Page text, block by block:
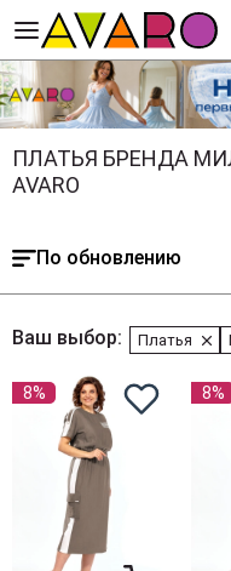
ПЛАТЬЯ БРЕНДА
AVARO
По обновлению
Ваш выбор: Платья
8% 8%